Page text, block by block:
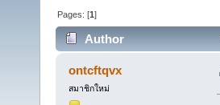
Pages: [1]
Author
ontcftqvx
สมาชิกใหม่